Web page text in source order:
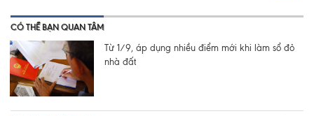
CÓ THỂ BẠN QUAN TÂM
Từ 1/9, áp dụng nhiều điểm mới khi làm sổ đỏ
nhà đất